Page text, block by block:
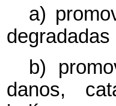
a)
b)
danos,